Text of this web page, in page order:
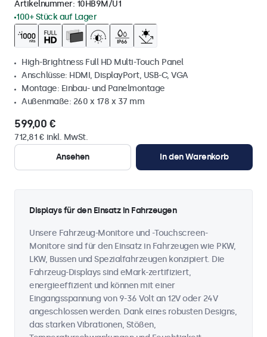
Artikelnummer: 10HB9M/U1
100+ Stück auf Lager
High-Brightness Full HD Multi-Touch Panel
Anschlüsse: HDMI, DisplayPort, USB-C, VGA
Montage: Einbau- und Panelmontage
Außenmaße: 260 x 178 x 37 mm
599,00 €
712,81 € inkl. MwSt.
Ansehen
In den Warenkorb
Displays für den Einsatz in Fahrzeugen
Unsere Fahrzeug-Monitore und -Touchscreen-
Monitore sind für den Einsatz in Fahrzeugen wie PKW,
LKW, Bussen und Spezialfahrzeugen konzipiert. Die
Fahrzeug-Displays sind eMark-zertifiziert,
energieeffizient und können mit einer
Eingangsspannung von 9-36 Volt an 12V oder 24V
angeschlossen werden. Dank eines robusten Designs,
das starken Vibrationen, Stößen,